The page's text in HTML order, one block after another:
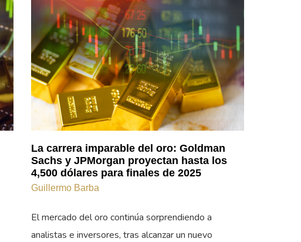
La carrera imparable del oro: Goldman
Sachs y JPMorgan proyectan hasta los
4,500 dólares para finales de 2025
Guillermo Barba
El mercado del oro continúa sorprendiendo a
analistas e inversores, tras alcanzar un nuevo